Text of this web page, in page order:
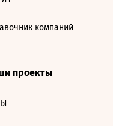
компаний
проекты